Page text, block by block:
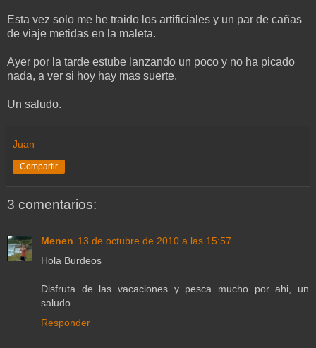
Esta vez solo me he traido los artificiales y un par de cañas
de viaje metidas en la maleta.
Ayer por la tarde estube lanzando un poco y no ha picado
nada, a ver si hoy hay mas suerte.
Un saludo.
Juan
Compartir
3 comentarios:
Menen 13 de octubre de 2010 a las 15:57
Hola Burdeos
Disfruta de las vacaciones y pesca mucho por ahi, un
saludo
Responder